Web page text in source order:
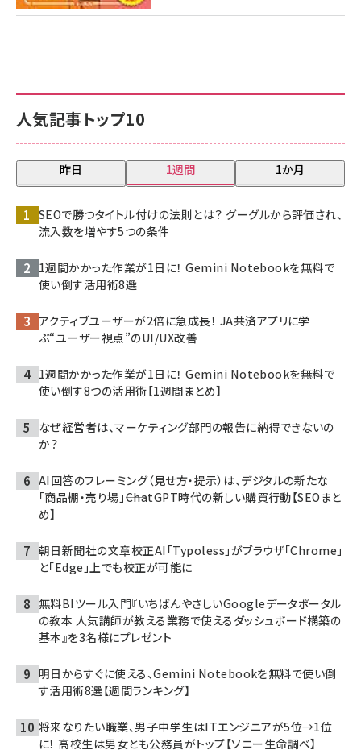
人気記事トップ10
昨日 1週間 1か月
SEOで勝つタイトル付けの法則とは？ グーグルから評価され、
流入数を増やす5つの条件
1週間かかった作業が1日に！ Gemini Notebookを無料で
使い倒す活用術8選
アクティブユーザーが2倍に急成長！ JA共済アプリに学
ぶ“ユーザー視点”のUI/UX改善
1週間かかった作業が1日に！ Gemini Notebookを無料で
使い倒す8つの活用術【1週間まとめ】
なぜ経営者は、マーケティング部門の報告に納得できないの
か？
AI回答のフレーミング（見せ方・提示）は、デジタルの新たな
「商品棚・売り場」――ChatGPT時代の新しい購買行動【SEOまと
め】
朝日新聞社の文章校正AI「Typoless」がブラウザ「Chrome」
と「Edge」上でも校正が可能に
無料BIツール入門『いちばんやさしいGoogleデータポータル
の教本 人気講師が教える業務で使えるダッシュボード構築の
基本』を3名様にプレゼント
明日からすぐに使える、Gemini Notebookを無料で使い倒
す活用術8選【週間ランキング】
将来なりたい職業、男子中学生はITエンジニアが5位→1位
に！ 高校生は男女とも公務員がトップ【ソニー生命調べ】